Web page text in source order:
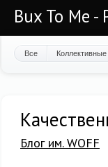
Bux To Me -
Все Коллективные
Блог им. WOFF